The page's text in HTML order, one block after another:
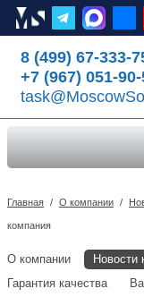
8 (499) 67-333-
+7 (967) 051-
Главная / О компании /
компания
О компании Новости
Гарантия качества